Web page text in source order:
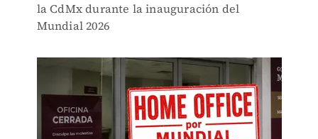
la CdMx durante la inauguración del
Mundial 2026